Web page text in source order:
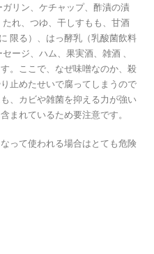
リン、ケチャップ、酢漬の漬
れ、つゆ、干しすもも、甘酒
限る）、はっ酵乳（乳酸菌飲料
ージ、ハム、果実酒、雑酒 、
。ここで、なぜ味噌なのか、殺
止めたせいで腐ってしまうので
、カビや雑菌を抑える力が強い
まれているため要注意です。
って使われる場合はとても危険